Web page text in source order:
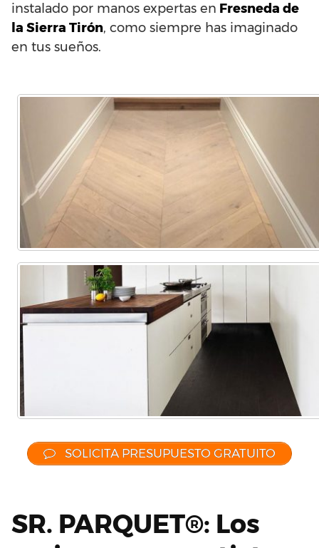
instalado por manos expertas en Fresneda de
la Sierra Tirón, como siempre has imaginado
en tus sueños.
SOLICITA PRESUPUESTO GRATUITO
SR. PARQUET®: Los